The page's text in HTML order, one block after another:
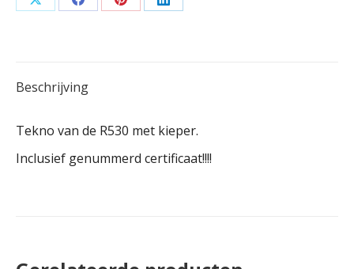
Deel
Deel
Deel
Deel
Beschrijving
Tekno van de R530 met kieper.
Inclusief genummerd certificaat!!!!